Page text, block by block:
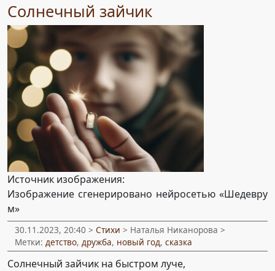
Солнечный зайчик
Источник изображения:
Изображение сгенерировано нейросетью «Шедевру
м»
30.11.2023, 20:40 > Стихи > Наталья Никанорова >
Метки: детство, дружба, новый год, сказка
Солнечный зайчик на быстром луче,